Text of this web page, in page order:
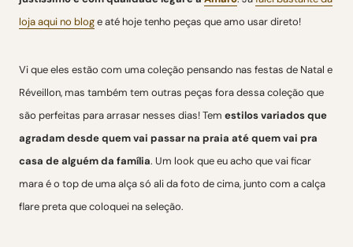
loja aqui no bloge até hoje tenho peças que amo usar direto!
Vi que eles estão com uma coleção pensando nas festas de Natal e
Réveillon, mas também tem outras peças fora dessa coleção que
são perfeitas para arrasar nesses dias! Tem estilos variados que
agradam desde quem vai passar na praia até quem vai pra
casa de alguém da família. Um look que eu acho que vai ficar
mara é o top de uma alça só ali da foto de cima, junto com a calça
flare preta que coloquei na seleção.